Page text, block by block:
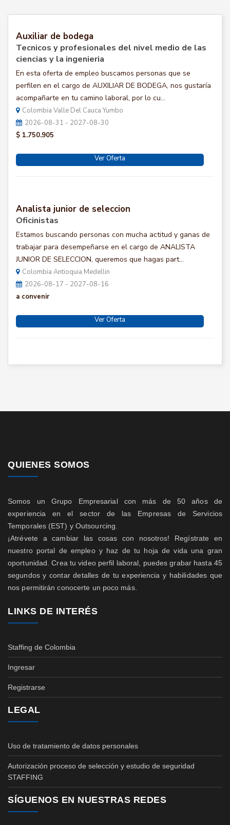
Auxiliar de bodega
Tecnicos y profesionales del nivel medio de las
ciencias y la ingenieria
En esta oferta de empleo buscamos personas que se
perfilen en el cargo de AUXILIAR DE BODEGA, nos gustaría
acompañarte en tu camino laboral, por lo cu...
Colombia Valle Del Cauca Yumbo
2026-08-31 - 2027-08-30
$ 1.750.905
Ver Oferta
Analista junior de seleccion
Oficinistas
Estamos buscando personas con mucha actitud y ganas de
trabajar para desempeñarse en el cargo de ANALISTA
JUNIOR DE SELECCION, queremos que hagas part...
Colombia Antioquia Medellin
2026-08-17 - 2027-08-16
a convenir
Ver Oferta
QUIENES SOMOS
Somos un Grupo Empresarial con más de 50 años de
experiencia en el sector de las Empresas de Servicios
Temporales (EST) y Outsourcing.
¡Atrévete a cambiar las cosas con nosotros! Regístrate en
nuestro portal de empleo y haz de tu hoja de vida una gran
oportunidad. Crea tu video perfil laboral, puedes grabar hasta 45
segundos y contar detalles de tu experiencia y habilidades que
nos permitirán conocerte un poco más.
LINKS DE INTERÉS
Staffing de Colombia
Ingresar
Registrarse
LEGAL
Uso de tratamiento de datos personales
Autorización proceso de selección y estudio de seguridad
STAFFING
SÍGUENOS EN NUESTRAS REDES